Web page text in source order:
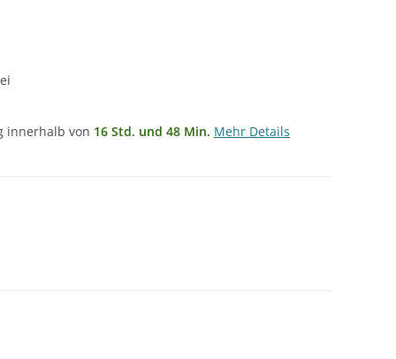
innerhalb von 16 Std. und 48 Min. Mehr Details